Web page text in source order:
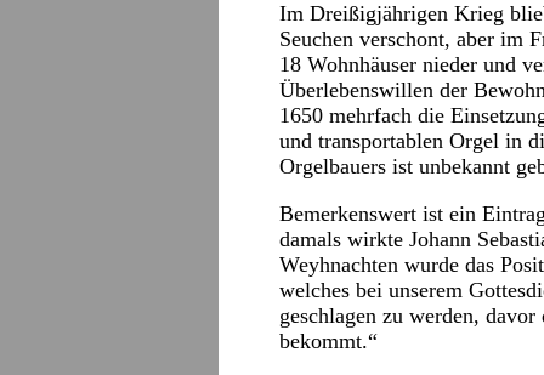
Im Dreißigjährigen Krieg
Seuchen verschont, aber im
18 Wohnhäuser nieder und
Überlebenswillen der
1650 mehrfach die
und transportablen Orgel in
Orgelbauers ist unbekannt
Bemerkenswert ist ein
damals wirkte Johann
Weyhnachten wurde das
welches bei unserem
geschlagen zu werden,
bekommt.“